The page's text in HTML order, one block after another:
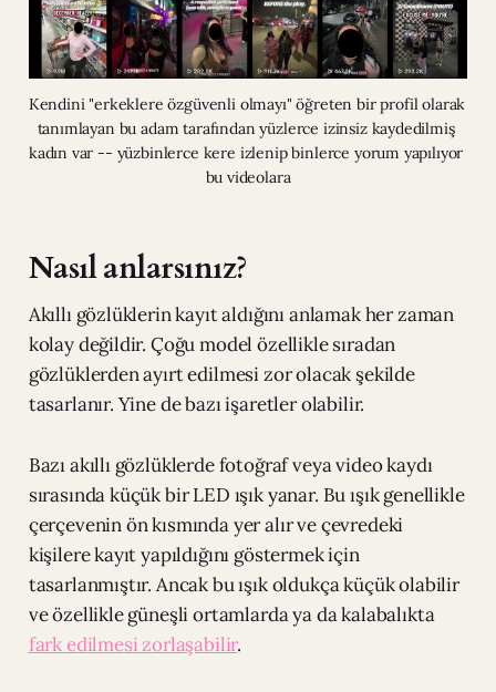
Kendini "erkeklere özgüvenli olmayı" öğreten bir profil olarak
tanımlayan bu adam tarafından yüzlerce izinsiz kaydedilmiş
kadın var -- yüzbinlerce kere izlenip binlerce yorum yapılıyor
bu videolara
Nasıl anlarsınız?
Akıllı gözlüklerin kayıt aldığını anlamak her zaman
kolay değildir. Çoğu model özellikle sıradan
gözlüklerden ayırt edilmesi zor olacak şekilde
tasarlanır. Yine de bazı işaretler olabilir.
Bazı akıllı gözlüklerde fotoğraf veya video kaydı
sırasında küçük bir LED ışık yanar. Bu ışık genellikle
çerçevenin ön kısmında yer alır ve çevredeki
kişilere kayıt yapıldığını göstermek için
tasarlanmıştır. Ancak bu ışık oldukça küçük olabilir
ve özellikle güneşli ortamlarda ya da kalabalıkta
fark edilmesi zorlaşabilir.